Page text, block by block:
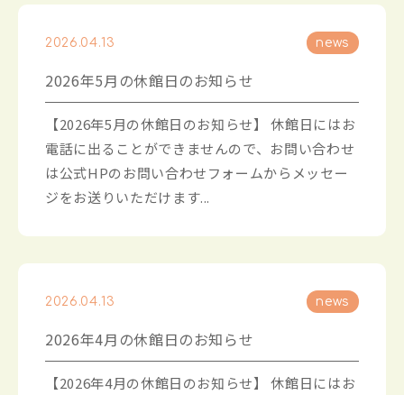
2026.04.13 news
2026年5月の休館日のお知らせ
【2026年5月の休館日のお知らせ】 休館日にはお
電話に出ることができませんので、お問い合わせ
は公式HPのお問い合わせフォームからメッセー
ジをお送りいただけます...
2026.04.13 news
2026年4月の休館日のお知らせ
【2026年4月の休館日のお知らせ】 休館日にはお